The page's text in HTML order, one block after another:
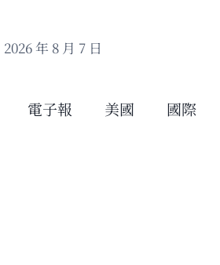
2026 年 8 月 7 日
電子報 美國 國際